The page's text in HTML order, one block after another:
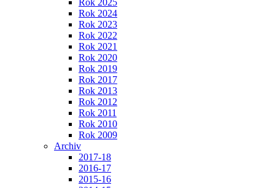
Rok 2025
Rok 2024
Rok 2023
Rok 2022
Rok 2021
Rok 2020
Rok 2019
Rok 2017
Rok 2013
Rok 2012
Rok 2011
Rok 2010
Rok 2009
Archiv
2017-18
2016-17
2015-16